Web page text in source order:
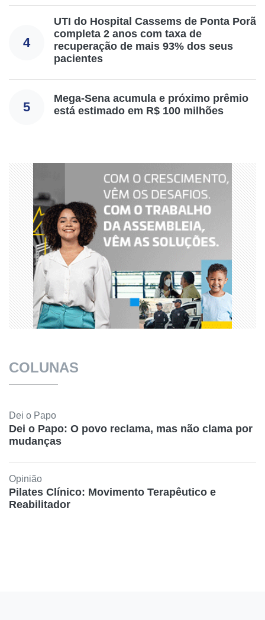
4
UTI do Hospital Cassems de Ponta Porã
completa 2 anos com taxa de
recuperação de mais 93% dos seus
pacientes
5
Mega-Sena acumula e próximo prêmio
está estimado em R$ 100 milhões
COLUNAS
Dei o Papo
Dei o Papo: O povo reclama, mas não clama por
mudanças
Opinião
Pilates Clínico: Movimento Terapêutico e
Reabilitador